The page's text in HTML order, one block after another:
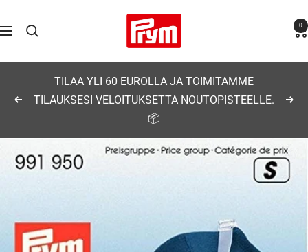
sisältöön
Navigaatio
Prym 0
Edellinen
TILAA YLI 60 EUROLLA JA TOIMITAMME
TILAUKSESI VELOITUKSETTA NOUTOPISTEELLE.
📦